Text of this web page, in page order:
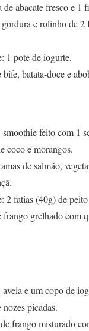
abacate fresco e 1
e rolinho de 2
1 pote de iogurte.
batata-doce e
smoothie feito com 1
coco e morangos.
de salmão,
2 fatias (40g) de
frango grelhado com
e um copo de
picadas.
frango misturado